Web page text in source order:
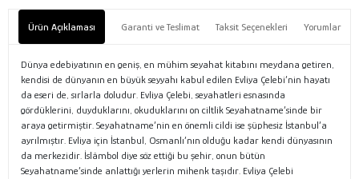
Ürün Açıklaması Garanti ve Teslimat Taksit Seçenekleri Yorumlar
Dünya edebiyatının en geniş, en mühim seyahat kitabını meydana getiren,
kendisi de dünyanın en büyük seyyahı kabul edilen Evliya Çelebi’nin hayatı
da eseri de, sırlarla doludur. Evliya Çelebi, seyahatleri esnasında
gördüklerini, duyduklarını, okuduklarını on ciltlik Seyahatname’sinde bir
araya getirmiştir. Seyahatname’nin en önemli cildi ise şüphesiz İstanbul’a
ayrılmıştır. Evliya için İstanbul, Osmanlı’nın olduğu kadar kendi dünyasının
da merkezidir. İslâmbol diye söz ettiği bu şehir, onun bütün
Seyahatname’sinde anlattığı yerlerin mihenk taşıdır. Evliya Çelebi